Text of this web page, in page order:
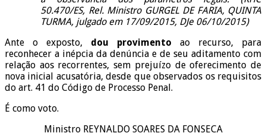
50.470/ES, Rel. Ministro GURGEL DE FARIA, QUINTA
TURMA, julgado em 17/09/2015, DJe 06/10/2015)
Ante o exposto, dou provimento ao recurso, para
reconhecer a inépcia da denúncia e de seu aditamento com
relação aos recorrentes, sem prejuízo de oferecimento de
nova inicial acusatória, desde que observados os requisitos
do art. 41 do Código de Processo Penal.
É como voto.
Ministro REYNALDO SOARES DA FONSECA